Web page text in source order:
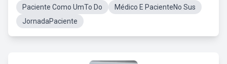
Paciente Como UmTo Do
Médico E PacienteNo Sus
JornadaPaciente